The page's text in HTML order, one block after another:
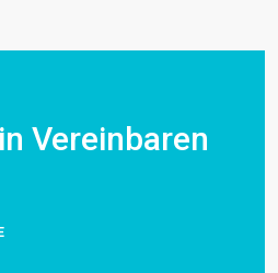
Vereinbaren